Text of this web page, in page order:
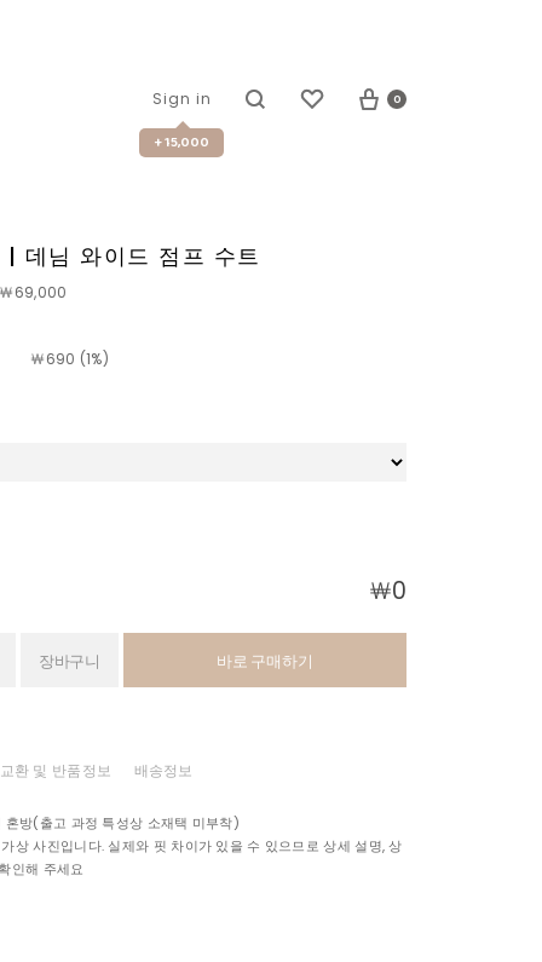
Sign in
+ 15,000
0
| 데님 와이드 점프 수트
￦69,000
￦690 (1%)
￦0
장바구니 바로 구매하기
교환 및 반품정보 배송정보
방(출고 과정 특성상 소재택 미부착)
상 사진입니다. 실제와 핏 차이가 있을 수 있으므로 상세 설명, 상
인해 주세요